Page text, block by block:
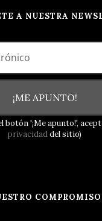
A NUESTRA
¡ME APUNTO!
botón '¡Me apunto!',
privacidaddel sitio)
COMPROMISO